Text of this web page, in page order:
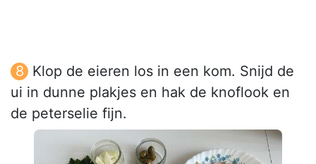
Klop de eieren los in een kom. Snijd de
ui in dunne plakjes en hak de knoflook en
de peterselie fijn.